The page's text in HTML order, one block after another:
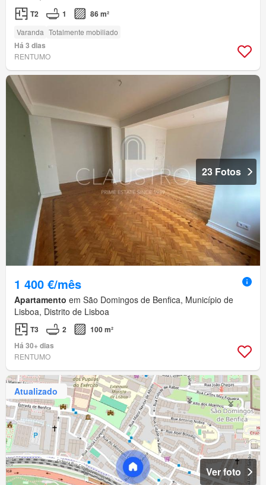
T2 1 86 m²
Varanda Totalmente mobiliado
Há 3 dias
RENTUMO
23 Fotos
1 400 €/mês
Apartamento em São Domingos de Benfica, Município de
Lisboa, Distrito de Lisboa
T3 2
100 m²
Há 30+ dias
RENTUMO
Atualizado
Ver foto